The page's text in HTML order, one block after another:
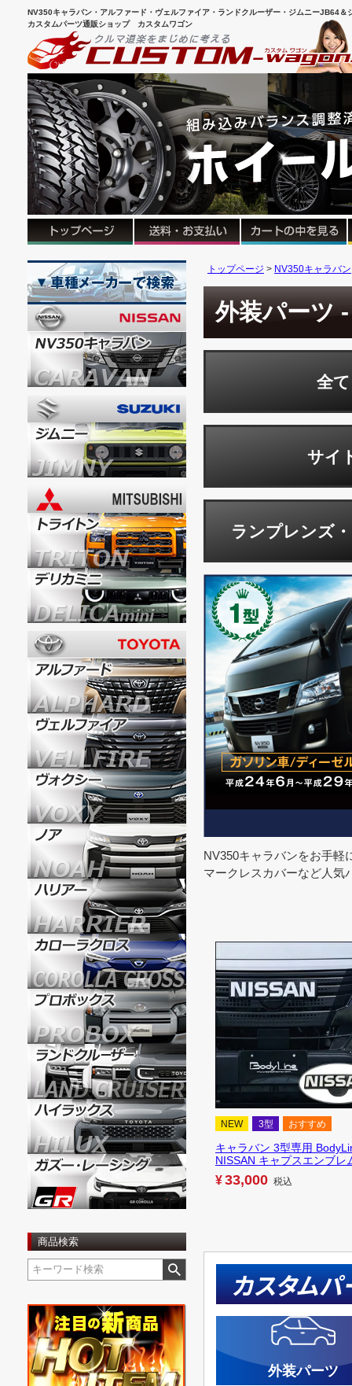
NV350キャラバン・アルファード・ヴェルファイア・ランドクルーザー・ジムニーJB64
カスタムパーツ通販ショップ カスタムワゴン
商品検索
トップページ NV350キャラバン
外装パーツ
全て
サイ
ランプレンズ
NV350キャラバンをお手軽
マークレスカバーなど人気
NEW 3型 おすすめ
キャラバン 3型専用
NISSAN キャプスエンブレ
¥33,000 税込
カスタム
外装パーツ